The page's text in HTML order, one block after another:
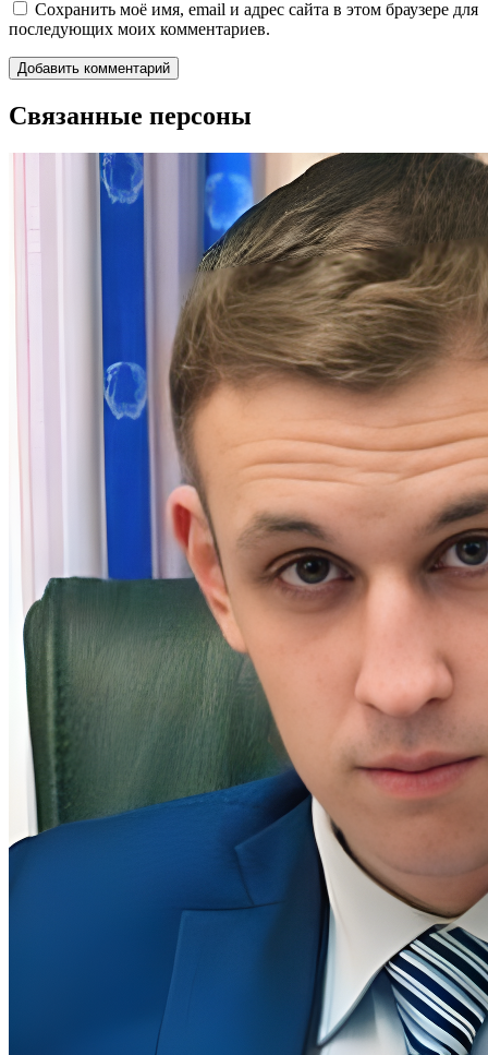
Сохранить моё имя, email и адрес сайта в этом браузере для
последующих моих комментариев.
Связанные персоны